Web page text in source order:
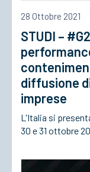
28 Ottobre 2021
STUDI –
diffusione
imprese
L'Italia si
30 e 31 ottobre